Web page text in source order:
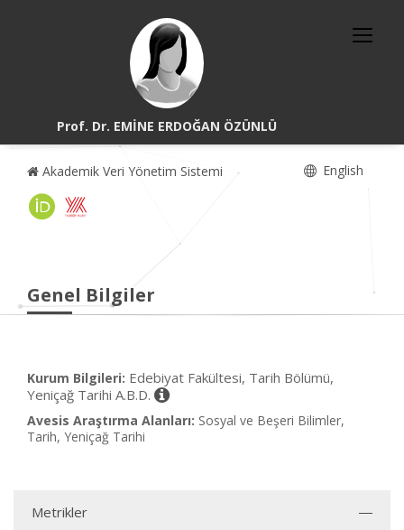
Prof. Dr. EMİNE ERDOĞAN ÖZÜNLÜ
Akademik Veri Yönetim Sistemi English
Genel Bilgiler
Kurum Bilgileri: Edebiyat Fakültesi, Tarih Bölümü,
Yeniçağ Tarihi A.B.D.
Avesis Araştırma Alanları: Sosyal ve Beşeri Bilimler,
Tarih, Yeniçağ Tarihi
Metrikler